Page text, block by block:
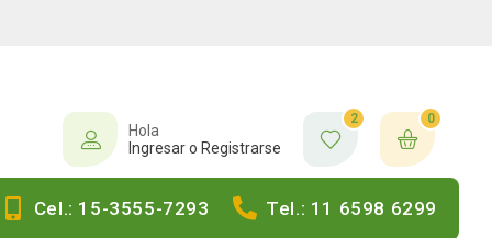
Hola
Ingresar o Registrarse
2 0
Cel.: 15-3555-7293 Tel.: 11 6598 6299